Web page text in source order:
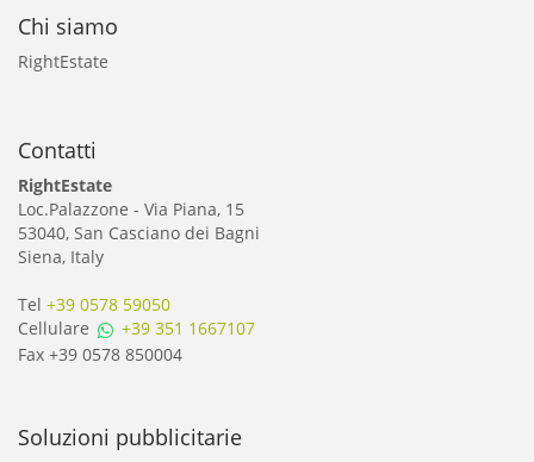
Chi siamo
RightEstate
Contatti
RightEstate
Loc.Palazzone - Via Piana, 15
53040, San Casciano dei Bagni
Siena, Italy
Tel +39 0578 59050
Cellulare
+39 351 1667107
Fax +39 0578 850004
Soluzioni pubblicitarie